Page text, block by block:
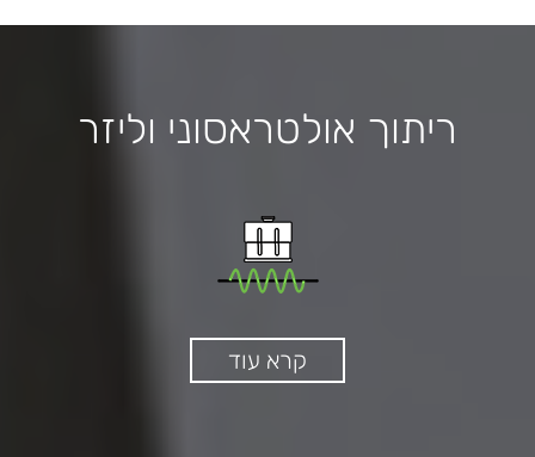
ריתוך אולטראסוני וליזר
קרא עוד